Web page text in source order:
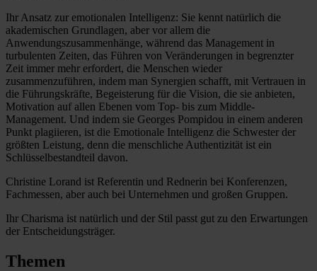
Ihr Ansatz zur emotionalen Intelligenz: Sie kennt natürlich die
akademischen Grundlagen, aber vor allem die
Anwendungszusammenhänge, während das Management in
turbulenten Zeiten, das Führen von Veränderungen in begrenzter
Zeit immer mehr erfordert, die Menschen wieder
zusammenzuführen, indem man Synergien schafft, mit Vertrauen in
die Führungskräfte, Begeisterung für die Vision, die sie anbieten,
Motivation auf allen Ebenen vom Top- bis zum Middle-
Management. Und indem sie Georges Pompidou in einem anderen
Punkt plagiieren, ist die Emotionale Intelligenz die Schwester der
größten Leistung, denn die menschliche Authentizität ist ein
Schlüsselbestandteil davon.
Christine Lorand ist Referentin und Rednerin bei Konferenzen,
Fachmessen, aber auch bei Unternehmen und großen Gruppen.
Ihr Charisma ist natürlich und der Stil passt gut zu den Erwartungen
der Entscheidungsträger.
Themen